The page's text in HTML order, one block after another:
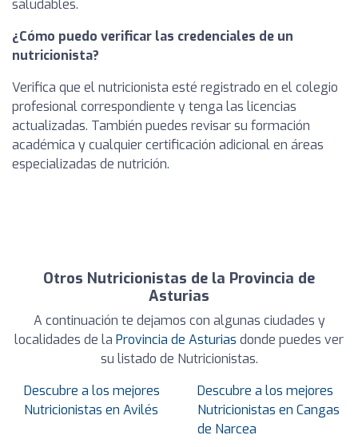
saludables.
¿Cómo puedo verificar las credenciales de un
nutricionista?
Verifica que el nutricionista esté registrado en el colegio
profesional correspondiente y tenga las licencias
actualizadas. También puedes revisar su formación
académica y cualquier certificación adicional en áreas
especializadas de nutrición.
Otros Nutricionistas de la Provincia de
Asturias
A continuación te dejamos con algunas ciudades y
localidades de la Provincia de Asturias donde puedes ver
su listado de Nutricionistas.
Descubre a los mejores
Nutricionistas en Avilés
Descubre a los mejores
Nutricionistas en Cangas
de Narcea